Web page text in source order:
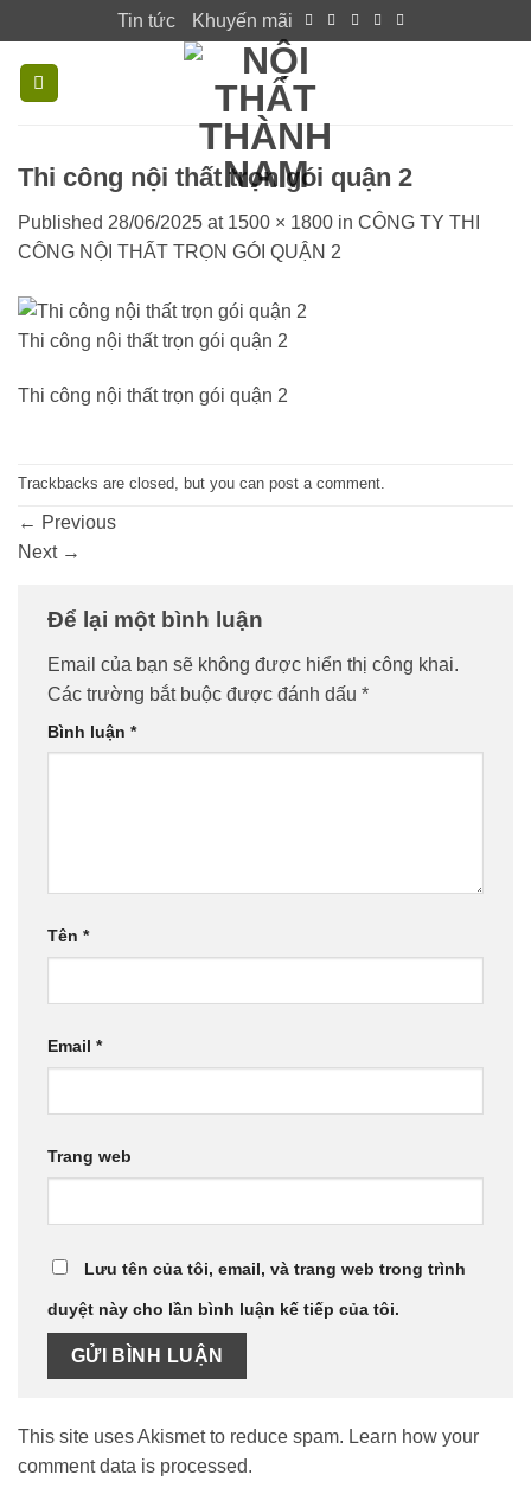
to
content
Tin tức Khuyến mãi
Thi công nội thất trọn gói quận 2
Published 28/06/2025 at 1500 × 1800 in CÔNG TY THI
CÔNG NỘI THẤT TRỌN GÓI QUẬN 2
Thi công nội thất trọn gói quận 2
Thi công nội thất trọn gói quận 2
Trackbacks are closed, but you can post a comment.
← Previous
Next →
Để lại một bình luận
Email của bạn sẽ không được hiển thị công khai.
Các trường bắt buộc được đánh dấu *
Bình luận *
Tên *
Email *
Trang web
Lưu tên của tôi, email, và trang web trong trình
duyệt này cho lần bình luận kế tiếp của tôi.
This site uses Akismet to reduce spam. Learn how your
comment data is processed.